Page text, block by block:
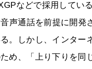
などで採用してい
声通話を前提に開発
。しかし、インター
め、「上り下りを同